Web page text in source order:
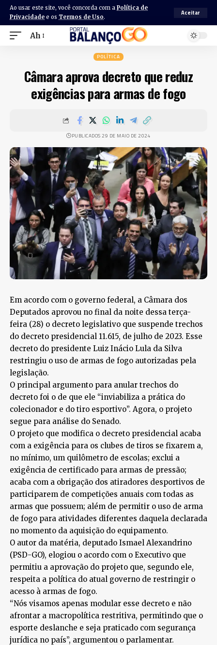
Ao usar este site, você concorda com a Política de
Privacidade e os Termos de Uso.
Aceitar
Ah
POLÍTICA
Câmara aprova decreto que reduz
exigências para armas de fogo
PUBLICADOS 29 DE MAIO DE 2024
Em acordo com o governo federal, a Câmara dos
Deputados aprovou no final da noite dessa terça-
feira (28) o decreto legislativo que suspende trechos
do decreto presidencial 11.615, de julho de 2023. Esse
decreto do presidente Luiz Inácio Lula da Silva
restringiu o uso de armas de fogo autorizadas pela
legislação.
O principal argumento para anular trechos do
decreto foi o de que ele “inviabiliza a prática do
colecionador e do tiro esportivo”. Agora, o projeto
segue para análise do Senado.
O projeto que modifica o decreto presidencial acaba
com a exigência para os clubes de tiros se fixarem a,
no mínimo, um quilômetro de escolas; exclui a
exigência de certificado para armas de pressão;
acaba com a obrigação dos atiradores desportivos de
participarem de competições anuais com todas as
armas que possuem; além de permitir o uso de arma
de fogo para atividades diferentes daquela declarada
no momento da aquisição do equipamento.
O autor da matéria, deputado Ismael Alexandrino
(PSD-GO), elogiou o acordo com o Executivo que
permitiu a aprovação do projeto que, segundo ele,
respeita a política do atual governo de restringir o
acesso à armas de fogo.
“Nós visamos apenas modular esse decreto e não
afrontar a macropolítica restritiva, permitindo que o
esporte deslanche e seja praticado com segurança
jurídica no país”, argumentou o parlamentar.